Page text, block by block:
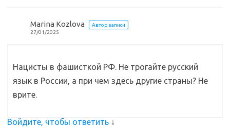
Marina Kozlova
Автор записи
27/01/2025
Нацисты в фашисткой РФ. Не трогайте русский
язык в России, а при чем здесь другие страны? Не
врите.
Войдите, чтобы ответить ↓